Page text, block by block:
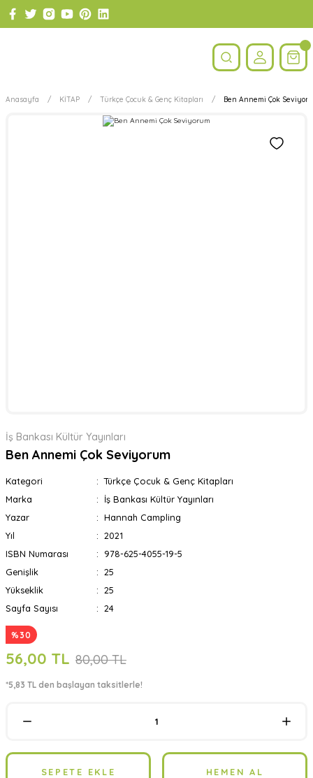
Anasayfa KİTAP Türkçe Çocuk & Genç Kitapları Ben Annemi Çok
İş Bankası Kültür Yayınları
Ben Annemi Çok Seviyorum
Kategori
Türkçe Çocuk & Genç Kitapları
Marka
İş Bankası Kültür Yayınları
Yazar
Hannah Campling
Yıl
2021
ISBN Numarası
978-625-4055-19-5
Genişlik
25
Yükseklik
25
Sayfa Sayısı
24
%30
56,00 TL 80,00 TL
*5,83 TL den başlayan taksitlerle!
SEPETE EKLE HEMEN AL